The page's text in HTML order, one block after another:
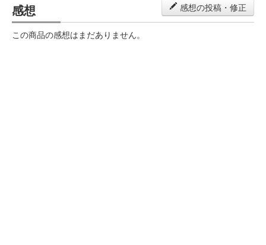
感想 感想の投稿・修正
この商品の感想はまだありません。